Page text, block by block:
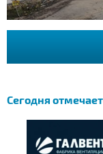
Сегодня